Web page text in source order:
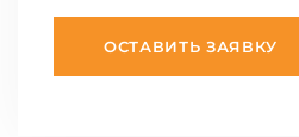
ОСТАВИТЬ ЗАЯВКУ